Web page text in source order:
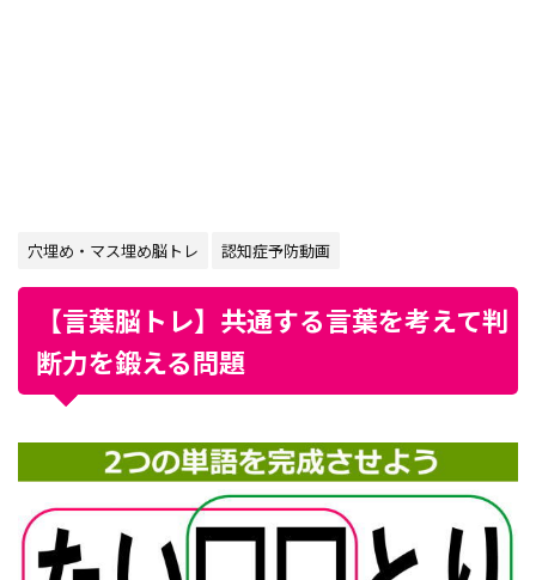
穴埋め・マス埋め脳トレ 認知症予防動画
【言葉脳トレ】共通する言葉を考えて判
断力を鍛える問題